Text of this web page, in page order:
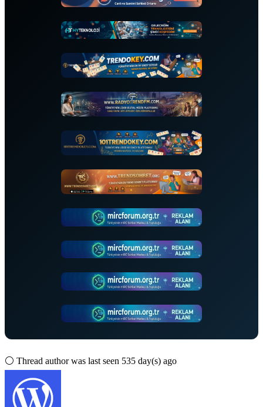
⚪ Thread author was last seen 535 day(s) ago